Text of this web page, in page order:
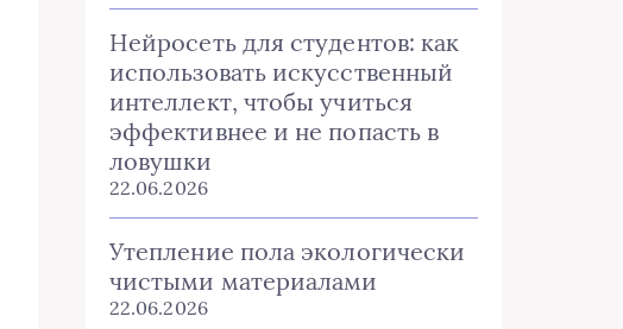
Нейросеть для студентов: как
использовать искусственный
интеллект, чтобы учиться
эффективнее и не попасть в
ловушки
22.06.2026
Утепление пола экологически
чистыми материалами
22.06.2026